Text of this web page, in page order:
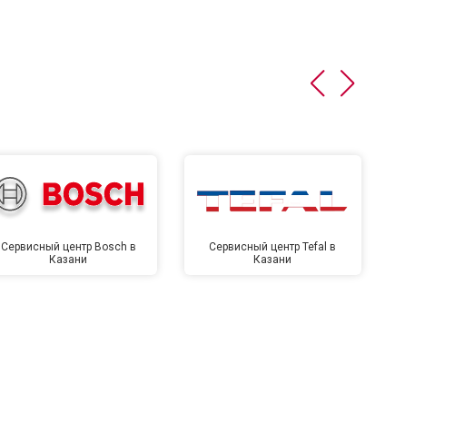
Сервисный центр Bosch в
Казани
Сервисный центр Tefal в
Казани